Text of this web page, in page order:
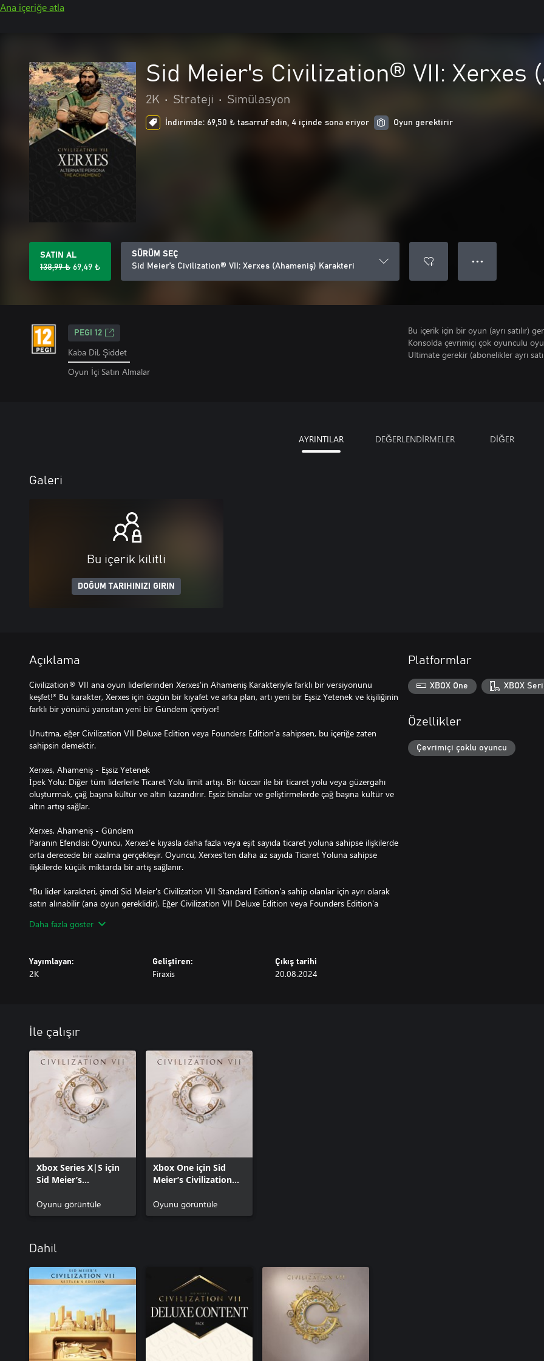
Ana içeriğe atla
Sid Meier's Civilization® VII: Xerxes
2K • Strateji • Simülasyon
İndirimde: 69,50 ₺ tasarruf edin, 4 içinde sona eriyor Oyun gerektirir
SATIN AL
138,99 ₺ 69,49 ₺
SÜRÜM SEÇ
Sid Meier's Civilization® VII: Xerxes (Ahameniş) Karakteri
● ● ●
PEGI 12
Kaba Dil, Şiddet
Oyun İçi Satın Almalar
Bu içerik için bir oyun (ayrı satılır)
Konsolda çevrimiçi çok oyunculu
Ultimate gerekir (abonelikler ayrı
AYRINTILAR DEĞERLENDİRMELER DİĞER
Galeri
Bu içerik kilitli
DOĞUM TARIHINIZI GIRIN
Açıklama
Civilization® VII ana oyun liderlerinden Xerxes'in Ahameniş Karakteriyle farklı bir versiyonunu
keşfet!* Bu karakter, Xerxes için özgün bir kıyafet ve arka plan, artı yeni bir Eşsiz Yetenek ve kişiliğinin
farklı bir yönünü yansıtan yeni bir Gündem içeriyor!
Unutma, eğer Civilization VII Deluxe Edition veya Founders Edition'a sahipsen, bu içeriğe zaten
sahipsin demektir.
Xerxes, Ahameniş - Eşsiz Yetenek
İpek Yolu: Diğer tüm liderlerle Ticaret Yolu limit artışı. Bir tüccar ile bir ticaret yolu veya güzergahı
oluşturmak, çağ başına kültür ve altın kazandırır. Eşsiz binalar ve geliştirmelerde çağ başına kültür ve
altın artışı sağlar.
Xerxes, Ahameniş - Gündem
Paranın Efendisi: Oyuncu, Xerxes'e kıyasla daha fazla veya eşit sayıda ticaret yoluna sahipse ilişkilerde
orta derecede bir azalma gerçekleşir. Oyuncu, Xerxes'ten daha az sayıda Ticaret Yoluna sahipse
ilişkilerde küçük miktarda bir artış sağlanır.
*Bu lider karakteri, şimdi Sid Meier's Civilization VII Standard Edition'a sahip olanlar için ayrı olarak
satın alınabilir (ana oyun gereklidir). Eğer Civilization VII Deluxe Edition veya Founders Edition'a
Daha fazla göster
Yayımlayan:
2K
Geliştiren:
Firaxis
Çıkış tarihi
20.08.2024
Platformlar
XBOX One XBOX
Özellikler
Çevrimiçi çoklu oyuncu
İle çalışır
Xbox Series X|S için
Sid Meier’s
Oyunu görüntüle
Xbox One için Sid
Meier’s Civilization®
Oyunu görüntüle
Dahil